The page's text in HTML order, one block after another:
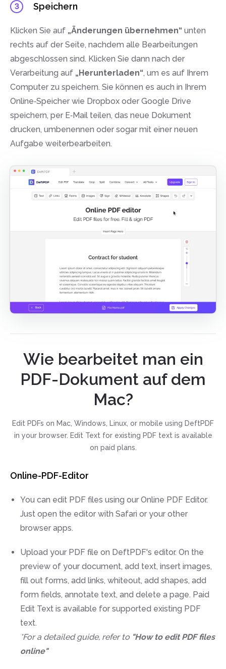
3 Speichern
Klicken Sie auf „Änderungen übernehmen“ unten
rechts auf der Seite, nachdem alle Bearbeitungen
abgeschlossen sind. Klicken Sie dann nach der
Verarbeitung auf „Herunterladen“, um es auf Ihrem
Computer zu speichern. Sie können es auch in Ihrem
Online‑Speicher wie Dropbox oder Google Drive
speichern, per E‑Mail teilen, das neue Dokument
drucken, umbenennen oder sogar mit einer neuen
Aufgabe weiterbearbeiten.
Wie bearbeitet man ein
PDF-Dokument auf dem
Mac?
Edit PDFs on Mac, Windows, Linux, or mobile using DeftPDF
in your browser. Edit Text for existing PDF text is available
on paid plans.
Online-PDF-Editor
You can edit PDF files using our Online PDF Editor.
Just open the editor with Safari or your other
browser apps.
Upload your PDF file on DeftPDF's editor. On the
preview of your document, add text, insert images,
fill out forms, add links, whiteout, add shapes, add
form fields, annotate text, and delete a page. Paid
Edit Text is available for supported existing PDF
text.
*For a detailed guide, refer to "How to edit PDF files
online"